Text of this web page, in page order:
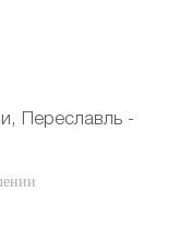
Переславль -